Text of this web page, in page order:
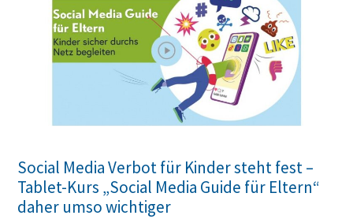
Social Media Verbot für Kinder steht fest –
Tablet-Kurs „Social Media Guide für Eltern“
daher umso wichtiger